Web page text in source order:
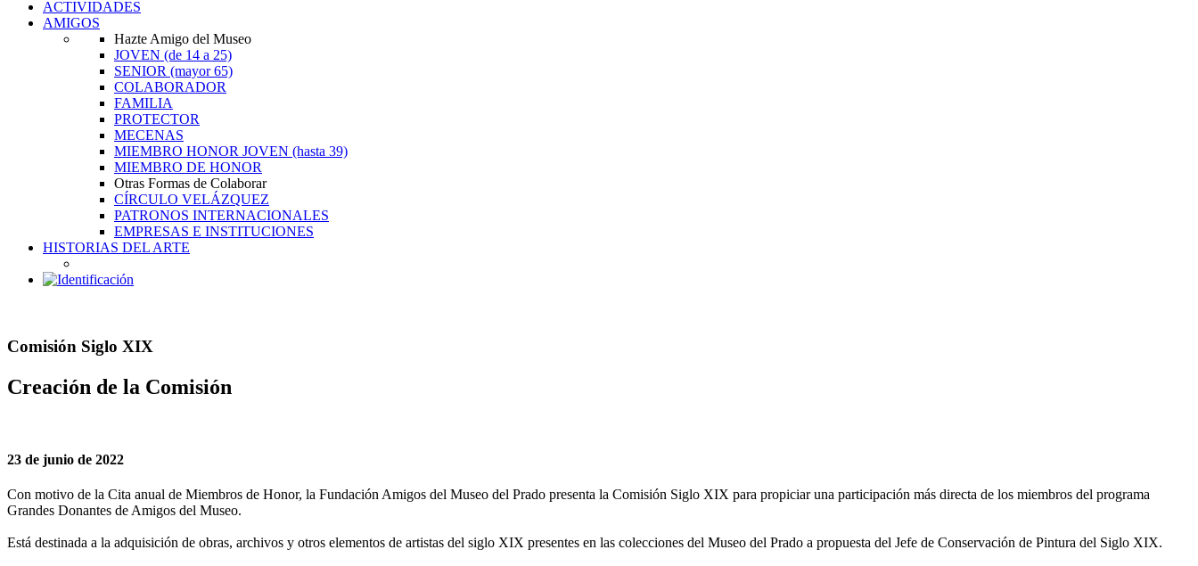
ACTIVIDADES
AMIGOS
Hazte Amigo del Museo
JOVEN (de 14 a 25)
SENIOR (mayor 65)
COLABORADOR
FAMILIA
PROTECTOR
MECENAS
MIEMBRO HONOR JOVEN (hasta 39)
MIEMBRO DE HONOR
Otras Formas de Colaborar
CÍRCULO VELÁZQUEZ
PATRONOS INTERNACIONALES
EMPRESAS E INSTITUCIONES
HISTORIAS DEL ARTE
Comisión Siglo XIX
Creación de la Comisión
23 de junio de 2022
Con motivo de la Cita anual de Miembros de Honor, la Fundación Amigos del Museo del Prado presenta la Comisión Siglo XIX para propiciar una participación más directa de los miembros del programa
Grandes Donantes de Amigos del Museo.
Está destinada a la adquisición de obras, archivos y otros elementos de artistas del siglo XIX presentes en las colecciones del Museo del Prado a propuesta del Jefe de Conservación de Pintura del Siglo XIX.